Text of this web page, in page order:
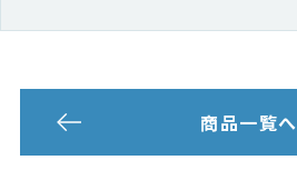
商品一覧へ